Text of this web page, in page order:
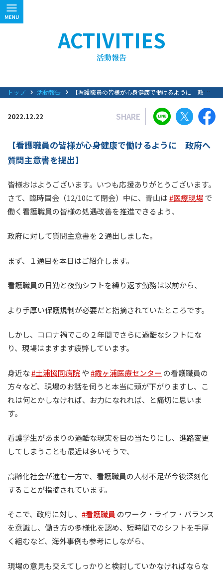
ACTIVITIES
トップ 活動報告 【看護職員の皆様が心身健康で働けるように 政府へ質問主意書を提出】
2022.12.22 SHARE
【看護職員の皆様が心身健康で働けるように 政府へ
質問主意書を提出】
皆様おはようございます。いつも応援ありがとうございます。
さて、臨時国会（12/10にて閉会）中に、青山は#医療現場で
働く看護職員の皆様の処遇改善を推進できるよう、
政府に対して質問主意書を２通出しました。
まず、１通目を本日はご紹介します。
看護職員の日勤と夜勤シフトを繰り返す勤務は以前から、
より手厚い保護規制が必要だと指摘されていたところです。
しかし、コロナ禍でこの２年間でさらに過酷なシフトにな
り、現場はますます疲弊しています。
身近な#土浦協同病院や#霞ヶ浦医療センター の看護職員の
方々など、現場のお話を伺うと本当に頭が下がりますし、こ
れは何とかしなければ、お力になれれば、と痛切に思いま
す。
看護学生があまりの過酷な現実を目の当たりにし、進路変更
してしまうことも最近は多いそうで、
高齢化社会が進む一方で、看護職員の人材不足が今後深刻化
することが指摘されています。
そこで、政府に対し、 #看護職員 のワーク・ライフ・バランス
を意識し、働き方の多様化を認め、短時間でのシフトを手厚
く組むなど、海外事例も参考にしながら、
現場の意見も交えてしっかりと検討していかなければならな